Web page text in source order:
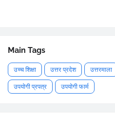
Main Tags
उच्च शिक्षा उत्तर प्रदेश उत्तरमाला
उपयोगी प्रपत्र उपयोगी फार्म